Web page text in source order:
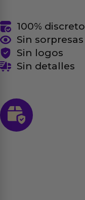
100% discreto
Sin sorpresas
Sin logos
Sin detalles